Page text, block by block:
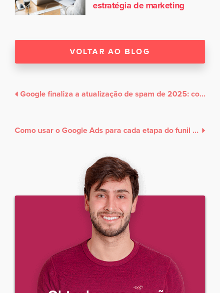
estratégia de marketing
VOLTAR AO BLOG
Google finaliza a atualização de spam de 2025: como isso impacta sua estratégia de SEO
Como usar o Google Ads para cada etapa do funil de vendas e gerar mais resultados